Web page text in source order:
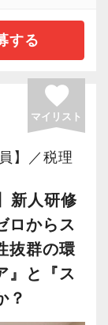
な職歴を持
ているこ
取り組み
ことは一人
ぐん成長
事に慣れる
なった先
待ちして
ようにスキ
高い信頼
ービスを提
」として
か？
く楽しく一
言われる
徴です。
が働きやす
ます。
お待ちして
働いてみ
す】
上げメンバ
先端の技
す。
し、その
」「錦糸町
」を開設
するなど、
きます。
気持ちを
いなくて
可能で
する
favorite
マイリスト
】／税理
新人研修
ロからス
抜群の環
』と『ス
？